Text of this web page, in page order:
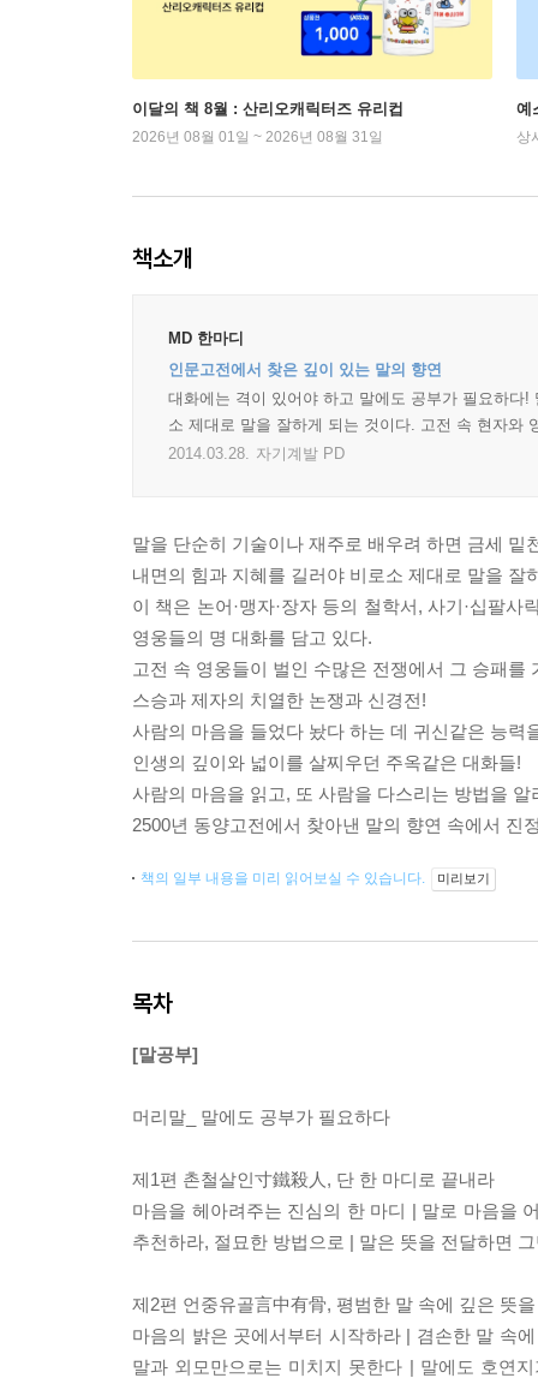
이달의 책 8월 : 산리오캐릭터즈 유리컵
2026년 08월 01일 ~ 2026년 08월 31일
예
상
책소개
MD 한마디
인문고전에서 찾은 깊이 있는 말의 향연
대화에는 격이 있어야 하고 말에도 공부가 필요하다
소 제대로 말을 잘하게 되는 것이다. 고전 속 현자와
2014.03.28. 자기계발 PD
말을 단순히 기술이나 재주로 배우려 하면 금세 밑
내면의 힘과 지혜를 길러야 비로소 제대로 말을 잘
이 책은 논어·맹자·장자 등의 철학서, 사기·십팔
영웅들의 명 대화를 담고 있다.
고전 속 영웅들이 벌인 수많은 전쟁에서 그 승패를
스승과 제자의 치열한 논쟁과 신경전!
사람의 마음을 들었다 놨다 하는 데 귀신같은 능
인생의 깊이와 넓이를 살찌우던 주옥같은 대화들!
사람의 마음을 읽고, 또 사람을 다스리는 방법을
2500년 동양고전에서 찾아낸 말의 향연 속에서 진
책의 일부 내용을 미리 읽어보실 수 있습니다. 미리보기
목차
[말공부]
머리말_ 말에도 공부가 필요하다
제1편 촌철살인寸鐵殺人, 단 한 마디로 끝내라
마음을 헤아려주는 진심의 한 마디 | 말로 마음을
추천하라, 절묘한 방법으로 | 말은 뜻을 전달하면
제2편 언중유골言中有骨, 평범한 말 속에 깊은 뜻
마음의 밝은 곳에서부터 시작하라 | 겸손한 말 속
말과 외모만으로는 미치지 못한다 | 말에도 호연